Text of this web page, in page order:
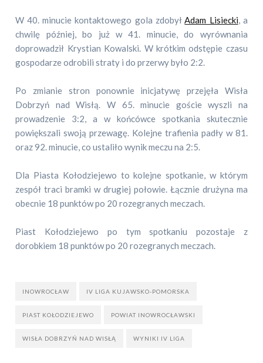
W 40. minucie kontaktowego gola zdobyłAdam Lisiecki, a
chwilę później, bo już w 41. minucie, do wyrównania
doprowadził Krystian Kowalski. W krótkim odstępie czasu
gospodarze odrobili straty i do przerwy było 2:2.
Po zmianie stron ponownie inicjatywę przejęła Wisła
Dobrzyń nad Wisłą. W 65. minucie goście wyszli na
prowadzenie 3:2, a w końcówce spotkania skutecznie
powiększali swoją przewagę. Kolejne trafienia padły w 81.
oraz 92. minucie, co ustaliło wynik meczu na 2:5.
Dla Piasta Kołodziejewo to kolejne spotkanie, w którym
zespół traci bramki w drugiej połowie. Łącznie drużyna ma
obecnie 18 punktów po 20 rozegranych meczach.
Piast Kołodziejewo po tym spotkaniu pozostaje z
dorobkiem 18 punktów po 20 rozegranych meczach.
INOWROCŁAW IV LIGA KUJAWSKO-POMORSKA
PIAST KOŁODZIEJEWO POWIAT INOWROCŁAWSKI
WISŁA DOBRZYŃ NAD WISŁĄ WYNIKI IV LIGA